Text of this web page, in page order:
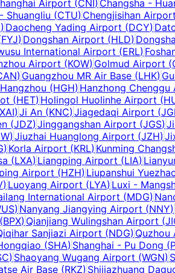
Airport (CNI) Changsha -
Shuangliu (CTU) Chengjisihan Airport
) Daocheng Yading Airport (DCY)
FYJ) Dongshan Airport (HLD)
International Airport (ERL)
Airport (KOW) Golmud Airport (
) Guangzhou MR Air Base (LHK)
Hangzhou (HGH) Hanzhong Chenggu
(HET) Holingol Huolinhe Airport (
XAI) Ji An (KNC) Jiagedaqi Airport (
(JDZ) Jinggangshan Airport (JGS)
) Jiuzhai Huanglong Airport (JZH)
) Korla Airport (KRL) Kunming
(LXA) Liangping Airport (LIA)
Airport (HZH) Liupanshui
) Luoyang Airport (LYA) Luxi -
International Airport (MDG)
) Nanyang Jiangying Airport (NNY)
(BPX) Qianjiang Wulingshan Airport (
Sanjiazi Airport (NDG) Quzhou
(SHA) Shanghai - Pu Dong (
) Shaoyang Wugang Airport (WGN)
Air Base (RKZ) Shijiazhuang